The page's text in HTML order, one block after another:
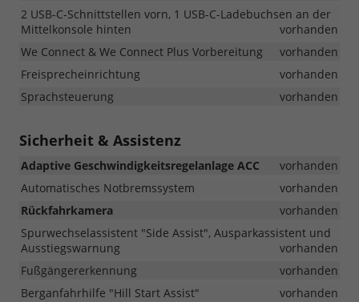
2 USB-C-Schnittstellen vorn, 1 USB-C-Ladebuchsen an der
Mittelkonsole hinten
vorhanden
We Connect & We Connect Plus Vorbereitung
vorhanden
Freisprecheinrichtung
vorhanden
Sprachsteuerung
vorhanden
Sicherheit & Assistenz
Adaptive Geschwindigkeitsregelanlage ACC
vorhanden
Automatisches Notbremssystem
vorhanden
Rückfahrkamera
vorhanden
Spurwechselassistent "Side Assist", Ausparkassistent und
Ausstiegswarnung
vorhanden
Fußgängererkennung
vorhanden
Berganfahrhilfe "Hill Start Assist"
vorhanden